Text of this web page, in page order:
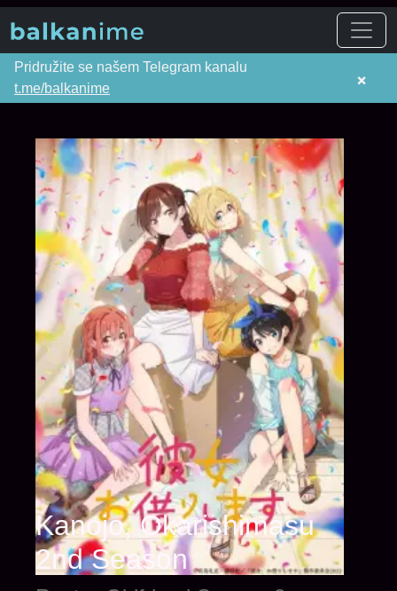
Pridružite se našem Telegram kanalu
t.me/balkanime
×
Kanojo, Okarishimasu
2nd Season